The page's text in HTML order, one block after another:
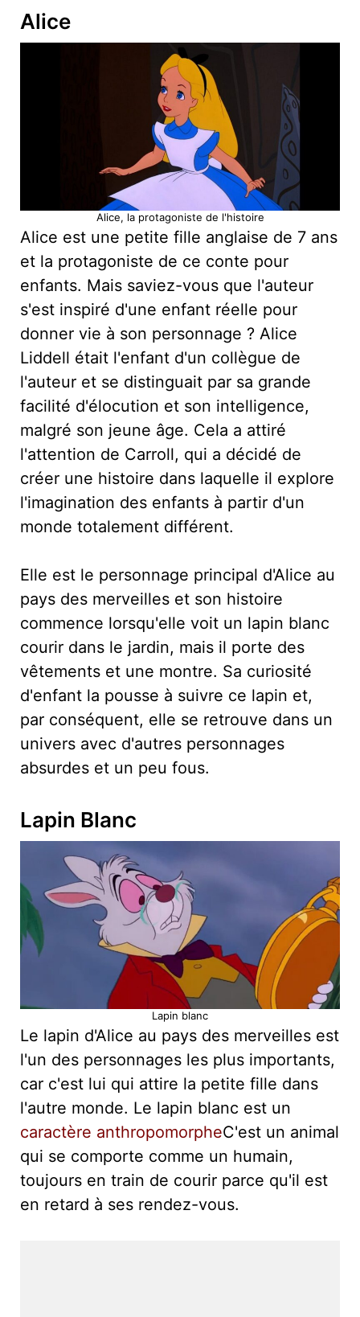
Alice
Alice, la protagoniste de l'histoire
Alice est une petite fille anglaise de 7 ans
et la protagoniste de ce conte pour
enfants. Mais saviez-vous que l'auteur
s'est inspiré d'une enfant réelle pour
donner vie à son personnage ? Alice
Liddell était l'enfant d'un collègue de
l'auteur et se distinguait par sa grande
facilité d'élocution et son intelligence,
malgré son jeune âge. Cela a attiré
l'attention de Carroll, qui a décidé de
créer une histoire dans laquelle il explore
l'imagination des enfants à partir d'un
monde totalement différent.
Elle est le personnage principal d'Alice au
pays des merveilles et son histoire
commence lorsqu'elle voit un lapin blanc
courir dans le jardin, mais il porte des
vêtements et une montre. Sa curiosité
d'enfant la pousse à suivre ce lapin et,
par conséquent, elle se retrouve dans un
univers avec d'autres personnages
absurdes et un peu fous.
Lapin Blanc
Lapin blanc
Le lapin d'Alice au pays des merveilles est
l'un des personnages les plus importants,
car c'est lui qui attire la petite fille dans
l'autre monde. Le lapin blanc est un
caractère anthropomorpheC'est un animal
qui se comporte comme un humain,
toujours en train de courir parce qu'il est
en retard à ses rendez-vous.